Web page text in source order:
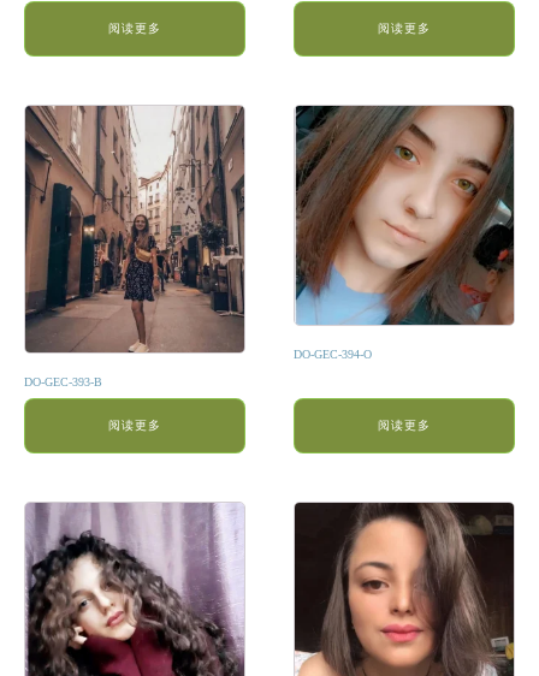
阅读更多 阅读更多
DO-GEC-393-B
阅读更多
DO-GEC-394-O
阅读更多